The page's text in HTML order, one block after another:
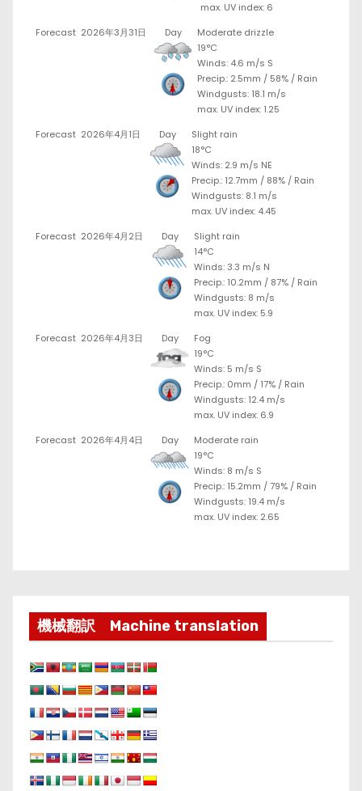
max. UV index: 6
Forecast 2026年3月31日 Day
Moderate drizzle
19°C
Winds: 4.6 m/s S
Precip.: 2.5mm / 58% / Rain
Windgusts: 18.1 m/s
max. UV index: 1.25
Forecast 2026年4月1日 Day
Slight rain
18°C
Winds: 2.9 m/s NE
Precip.: 12.7mm / 88% / Rain
Windgusts: 8.1 m/s
max. UV index: 4.45
Forecast 2026年4月2日 Day
Slight rain
14°C
Winds: 3.3 m/s N
Precip.: 10.2mm / 87% / Rain
Windgusts: 8 m/s
max. UV index: 5.9
Forecast 2026年4月3日 Day
Fog
19°C
Winds: 5 m/s S
Precip.: 0mm / 17% / Rain
Windgusts: 12.4 m/s
max. UV index: 6.9
Forecast 2026年4月4日 Day
Moderate rain
19°C
Winds: 8 m/s S
Precip.: 15.2mm /79% / Rain
Windgusts: 19.4 m/s
max. UV index: 2.65
機械翻訳 Machine translation